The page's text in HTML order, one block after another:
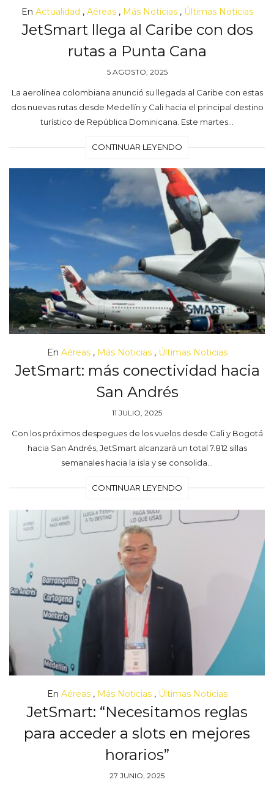
En Actualidad , Aéreas, Más Noticias, Últimas Noticias
JetSmart llega al Caribe con dos
rutas a Punta Cana
5 AGOSTO, 2025
La aerolínea colombiana anunció su llegada al Caribe con estas
dos nuevas rutas desde Medellín y Cali hacia el principal destino
turístico de República Dominicana. Este martes…
CONTINUAR LEYENDO
En Aéreas, Más Noticias, Últimas Noticias
JetSmart: más conectividad hacia
San Andrés
11 JULIO, 2025
Con los próximos despegues de los vuelos desde Cali y Bogotá
hacia San Andrés, JetSmart alcanzará un total 7.812 sillas
semanales hacia la isla y se consolida…
CONTINUAR LEYENDO
En Aéreas, Más Noticias, Últimas Noticias
JetSmart: “Necesitamos reglas
para acceder a slots en mejores
horarios”
27 JUNIO, 2025